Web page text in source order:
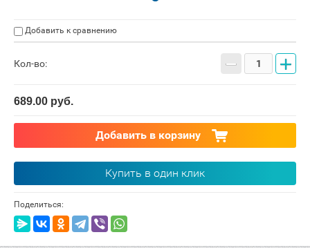
Добавить к сравнению
Кол-во: − +
689.00 руб.
Добавить в корзину
Купить в один клик
Поделиться: